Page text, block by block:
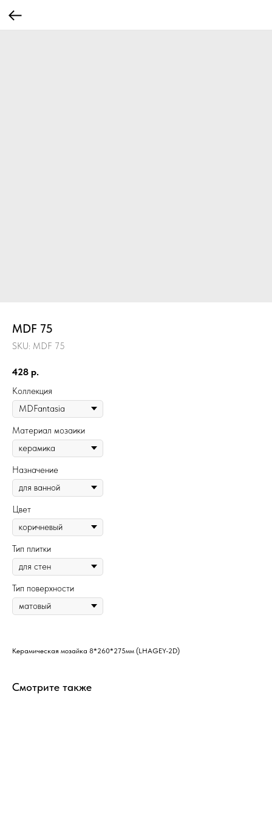
MDF 75
SKU: MDF 75
428 р.
Коллекция
Материал мозаики
Назначение
Цвет
Тип плитки
Тип поверхности
Керамическая мозайка 8*260*275мм (LHAGEY-2D)
Смотрите также